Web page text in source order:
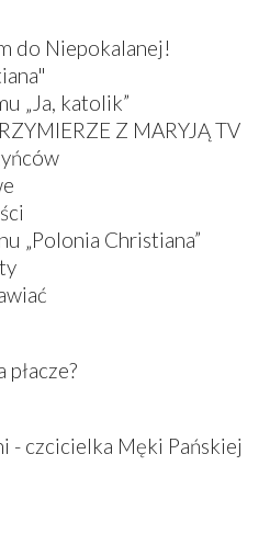
do Niepokalanej!
„Ja, katolik”
Z MARYJĄ TV
„Polonia Christiana”
- czcicielka Męki Pańskiej